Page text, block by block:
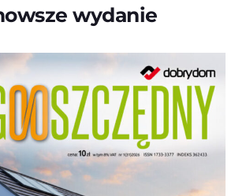
wydanie